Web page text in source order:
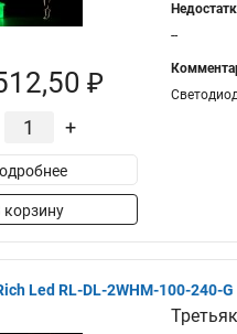
₽
+
корзину
--
Led RL-DL-2WHM-100-240-G